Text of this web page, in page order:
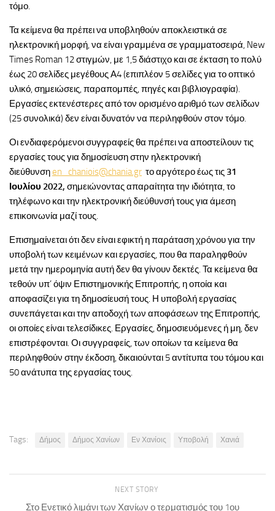
τόμο.
Τα κείμενα θα πρέπει να υποβληθούν αποκλειστικά σε
ηλεκτρονική μορφή, να είναι γραμμένα σε γραμματοσειρά, New
Times Roman 12 στιγμών, με 1,5 διάστιχο και σε έκταση το πολύ
έως 20 σελίδες μεγέθους Α4 (επιπλέον 5 σελίδες για το οπτικό
υλικό, σημειώσεις, παραπομπές, πηγές και βιβλιογραφία).
Εργασίες εκτενέστερες από τον ορισμένο αριθμό των σελίδων
(25 συνολικά) δεν είναι δυνατόν να περιληφθούν στον τόμο.
Οι ενδιαφερόμενοι συγγραφείς θα πρέπει να αποστείλουν τις
εργασίες τους για δημοσίευση στην ηλεκτρονική
διεύθυνσηen_chaniois@chania.gr το αργότερο έως τις 31
Ιουλίου 2022, σημειώνοντας απαραίτητα την ιδιότητα, το
τηλέφωνο και την ηλεκτρονική διεύθυνσή τους για άμεση
επικοινωνία μαζί τους.
Επισημαίνεται ότι δεν είναι εφικτή η παράταση χρόνου για την
υποβολή των κειμένων και εργασίες, που θα παραληφθούν
μετά την ημερομηνία αυτή δεν θα γίνουν δεκτές. Τα κείμενα θα
τεθούν υπ’ όψιν Επιστημονικής Επιτροπής, η οποία και
αποφασίζει για τη δημοσίευσή τους. Η υποβολή εργασίας
συνεπάγεται και την αποδοχή των αποφάσεων της Επιτροπής,
οι οποίες είναι τελεσίδικες. Εργασίες, δημοσιευόμενες ή μη, δεν
επιστρέφονται. Οι συγγραφείς, των οποίων τα κείμενα θα
περιληφθούν στην έκδοση, δικαιούνται 5 αντίτυπα του τόμου και
50 ανάτυπα της εργασίας τους.
Tags: Δήμος Δήμος Χανίων Εν Χανίοις Υποβολή Χανιά
NEXT STORY
Στο Ενετικό λιμάνι των Χανίων ο τερματισμός του 1ου